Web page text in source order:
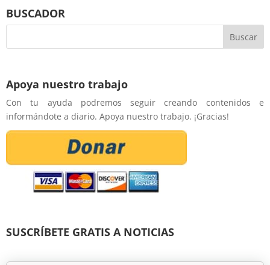
BUSCADOR
Apoya nuestro trabajo
Con tu ayuda podremos seguir creando contenidos e
informándote a diario. Apoya nuestro trabajo. ¡Gracias!
SUSCRÍBETE GRATIS A NOTICIAS